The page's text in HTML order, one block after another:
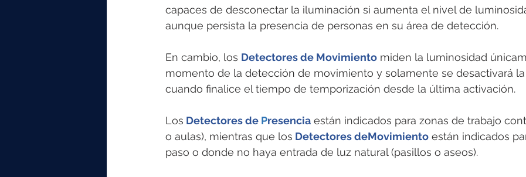
capaces de desconectar la iluminación si aumenta el nivel de
aunque persista la presencia de personas en su área de detección.
En cambio, los Detectores de Movimiento miden la luminosidad
momento de la detección de movimiento y solamente se desactivará
cuando finalice el tiempo de temporización desde la última activación.
Los Detectores de Presencia están indicados para zonas de trabajo
o aulas), mientras que los Detectores deMovimiento están indicados
paso o donde no haya entrada de luz natural (pasillos o aseos).